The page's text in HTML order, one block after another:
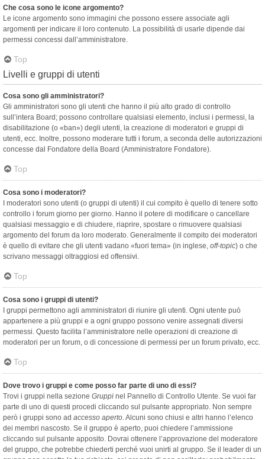
Che cosa sono le icone argomento?
Le icone argomento sono immagini che possono essere associate agli
argomenti per indicare il loro contenuto. La possibilità di usarle dipende dai
permessi concessi dall’amministratore.
Top
Livelli e gruppi di utenti
Cosa sono gli amministratori?
Gli amministratori sono gli utenti che hanno il più alto grado di controllo
sull’intera Board; possono controllare qualsiasi elemento, inclusi i permessi, la
disabilitazione (o «ban») degli utenti, la creazione di moderatori e gruppi di
utenti, ecc. Inoltre, possono moderare tutti i forum, a seconda delle autorizzazioni
concesse dal Fondatore della Board (Amministratore Fondatore).
Top
Cosa sono i moderatori?
I moderatori sono utenti (o gruppi di utenti) il cui compito è quello di tenere sotto
controllo i forum giorno per giorno. Hanno il potere di modificare o cancellare
qualsiasi messaggio e di chiudere, riaprire, spostare o rimuovere qualsiasi
argomento del forum da loro moderato. Generalmente il compito dei moderatori
è quello di evitare che gli utenti vadano «fuori tema» (in inglese, off-topic) o che
scrivano messaggi oltraggiosi ed offensivi.
Top
Cosa sono i gruppi di utenti?
I gruppi permettono agli amministratori di riunire gli utenti. Ogni utente può
appartenere a più gruppi e a ogni gruppo possono venire assegnati diversi
permessi. Questo facilita l’amministratore nelle operazioni di creazione di
moderatori per un forum, o di concessione di permessi per un forum privato, ecc.
Top
Dove trovo i gruppi e come posso far parte di uno di essi?
Trovi i gruppi nella sezione Gruppi nel Pannello di Controllo Utente. Se vuoi far
parte di uno di questi procedi cliccando sul pulsante appropriato. Non sempre
però i gruppi sono ad accesso aperto. Alcuni sono chiusi e altri hanno l’elenco
dei membri nascosto. Se il gruppo è aperto, puoi chiedere l’ammissione
cliccando sul pulsante apposito. Dovrai ottenere l’approvazione del moderatore
del gruppo, che potrebbe chiederti perché vuoi unirti al gruppo. Se il leader di un